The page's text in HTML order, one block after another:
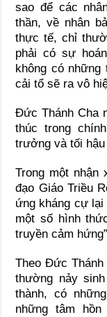
sao để các
thần, về nhân
thực tế, chỉ
phải có sự
không có
cải tổ sẽ ra vô
Đức Thánh Cha
thúc trong
trưởng và tối hậu
Trong một nhận
đạo Giáo Triều
ứng kháng cự
một số hình
truyền cảm
Theo Đức
thường nảy
thành, có
những tâm